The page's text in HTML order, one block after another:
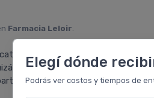
Elegí dónde
Podrás ver costos y tiempos de
Farmacia Leloir.
No la volvería a comparar
funcione mejor que pieles más
no funcionó.